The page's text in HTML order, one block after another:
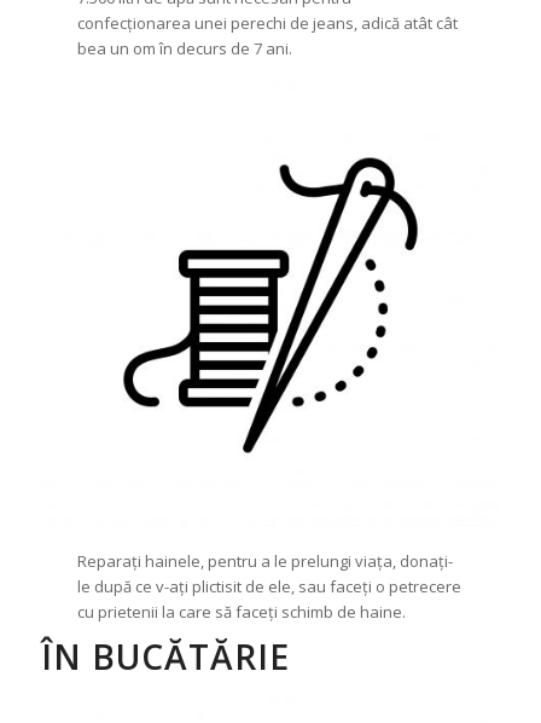
confecționarea unei perechi de jeans, adică atât cât
bea un om în decurs de 7 ani.
Reparați hainele, pentru a le prelungi viața, donați-
le după ce v-ați plictisit de ele, sau faceți o petrecere
cu prietenii la care să faceți schimb de haine.
ÎN BUCĂTĂRIE